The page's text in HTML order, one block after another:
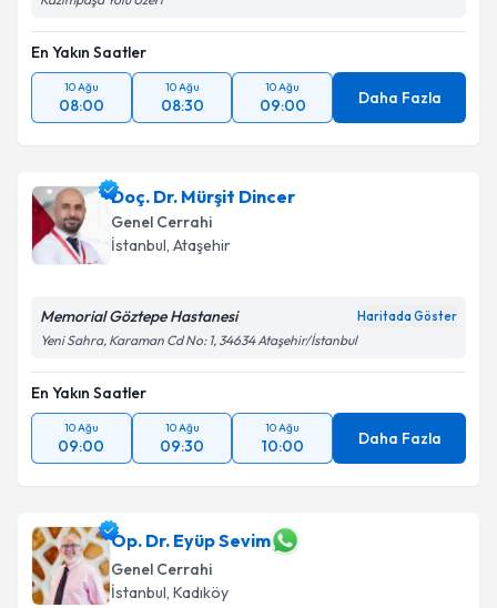
En Yakın Saatler
10 Ağu
08:00
10 Ağu
08:30
10 Ağu
09:00 Daha Fazla
Doç. Dr. Mürşit Dincer
Genel Cerrahi
İstanbul, Ataşehir
Memorial Göztepe Hastanesi Haritada Göster
Yeni Sahra, Karaman Cd No: 1, 34634 Ataşehir/İstanbul
En Yakın Saatler
10 Ağu
09:00
10 Ağu
09:30
10 Ağu
10:00 Daha Fazla
Op. Dr. Eyüp Sevim
Genel Cerrahi
İstanbul, Kadıköy